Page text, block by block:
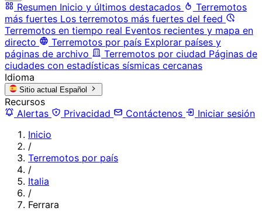
Resumen Inicio y últimos destacados
Terremotos
más fuertes Los terremotos más fuertes del feed
Terremotos en tiempo real Eventos recientes y mapa en
directo
Terremotos por país Explorar países y
páginas de archivo
Terremotos por ciudad Páginas de
ciudades con estadísticas sísmicas cercanas
Idioma
Sitio actual Español
Recursos
Alertas
Privacidad Contáctenos
Iniciar sesión
Inicio
/
Terremotos por país
/
Italia
/
Ferrara